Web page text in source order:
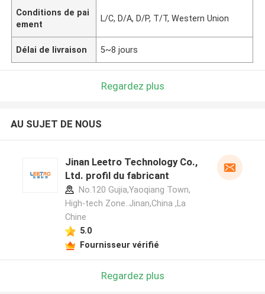
Conditions de pai
ement
L/C, D/A, D/P, T/T, Western Union
Délai de livraison 5~8 jours
Regardez plus
AU SUJET DE NOUS
Jinan Leetro Technology Co.,
Ltd. profil du fabricant
No.120 Gujia,Yaoqiang Town,
High-tech Zone..Jinan,China ,La
Chine
5.0
Fournisseur vérifié
Regardez plus